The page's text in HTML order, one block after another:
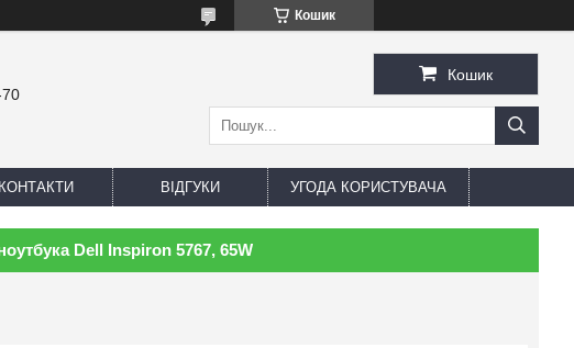
Кошик
Кошик
КОНТАКТИ ВІДГУКИ УГОДА КОРИСТУВАЧА
Dell Inspiron 5767, 65W